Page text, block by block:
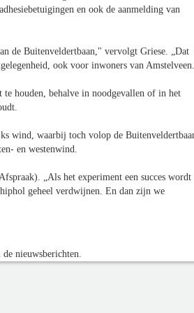
en ook de aanmelding van
de Buitenveldertbaan," vervolgt Griese. „Dat
ook voor inwoners van Amstelveen.
houden, behalve in noodgevallen of in het
wind, waarbij toch volop de
en westenwind.
„Als het experiment een succes wordt
geheel verdwijnen. En dan zijn we
nieuwsberichten.